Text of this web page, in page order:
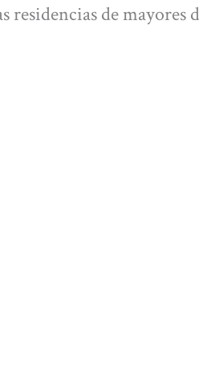
residencias de mayores